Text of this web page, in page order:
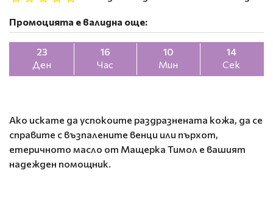
Ако искате да успокоите раздразнената кожа, да се
справите с възпалените венци или пърхот,
етеричното масло от Мащерка Тимол е вашият
надежден помощник.
Промоцията е валидна още:
23
Ден
16
Час
10
Мин
13
Сек